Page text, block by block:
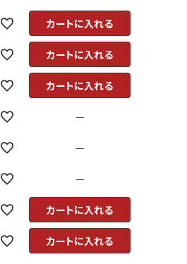
カートに入れる
カートに入れる
カートに入れる
—
—
—
カートに入れる
カートに入れる